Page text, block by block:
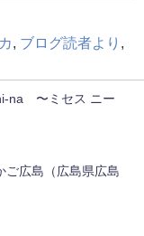
ブログ読者より
na 〜ミセス ニー
広島（広島県広島